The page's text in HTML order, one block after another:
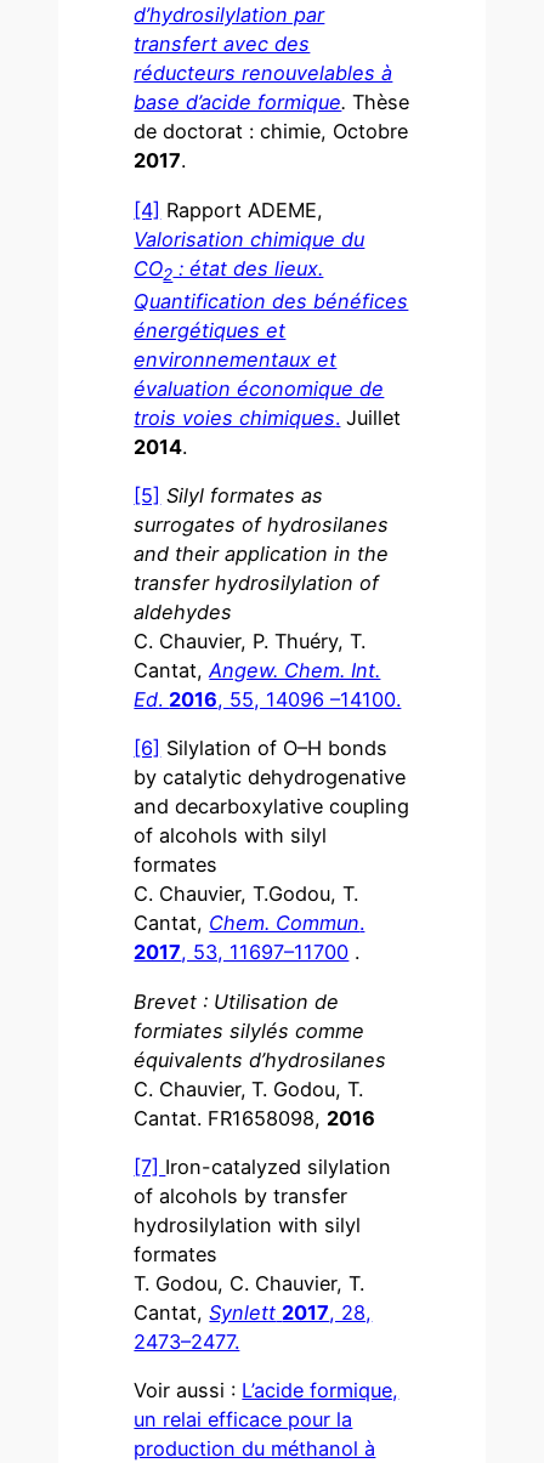
d’hydrosilylation par
transfert avec des
réducteurs renouvelables à
base d’acide formique. Thèse
de doctorat : chimie, Octobre
2017.
[4] Rapport ADEME,
Valorisation chimique du
CO2 : état des lieux.
Quantification des bénéfices
énergétiques et
environnementaux et
évaluation économique de
trois voies chimiques. Juillet
2014.
[5] Silyl formates as
surrogates of hydrosilanes
and their application in the
transfer hydrosilylation of
aldehydes
C. Chauvier, P. Thuéry, T.
Cantat,Angew. Chem. Int.
Ed. 2016, 55, 14096 –14100.
[6] Silylation of O–H bonds
by catalytic dehydrogenative
and decarboxylative coupling
of alcohols with silyl
formates
C. Chauvier, T.Godou, T.
Cantat, Chem. Commun.
2017, 53, 11697–11700 .
Brevet : Utilisation de
formiates silylés comme
équivalents d’hydrosilanes
C. Chauvier, T. Godou, T.
Cantat. FR1658098, 2016
[7] Iron-catalyzed silylation
of alcohols by transfer
hydrosilylation with silyl
formates
T. Godou, C. Chauvier, T.
Cantat,Synlett 2017, 28,
2473–2477.
Voir aussi : L’acide formique,
un relai efficace pour la
production du méthanol à